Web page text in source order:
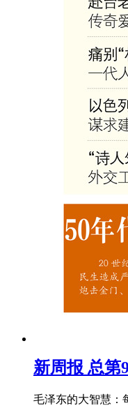
新周报 总第
毛泽东的大智慧：